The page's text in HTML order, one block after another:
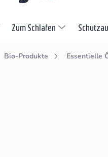
Zum Schlafen
Bio-Produkte Essentielle